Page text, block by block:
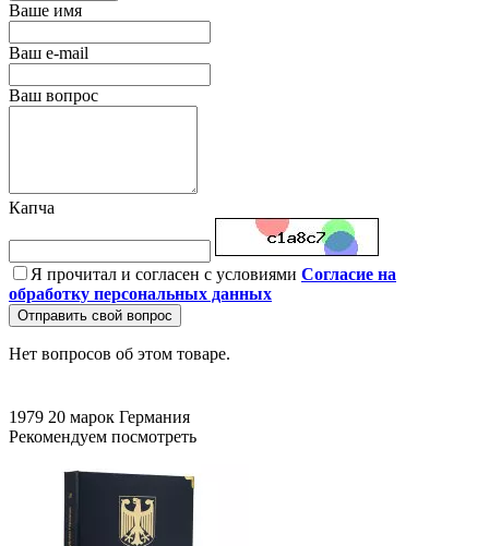
Ваше имя
Ваш e-mail
Ваш вопрос
Капча
Я прочитал и согласен с условиями Согласие на
обработку персональных данных
Отправить свой вопрос
Нет вопросов об этом товаре.
1979 20 марок Германия
Рекомендуем посмотреть